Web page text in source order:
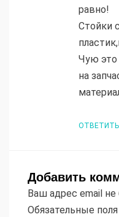
равно!
Стойки
Чую это
на
ОТВЕТИТЬ
Добавить
Ваш адрес email не
Обязательные